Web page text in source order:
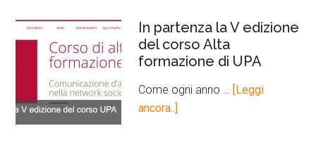
In partenza la V edizione
del corso Alta
formazione di UPA
Come ogni anno … [Leggi
ancora..]